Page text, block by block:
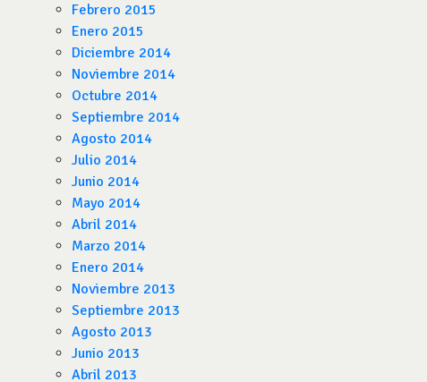
Febrero 2015
Enero 2015
Diciembre 2014
Noviembre 2014
Octubre 2014
Septiembre 2014
Agosto 2014
Julio 2014
Junio 2014
Mayo 2014
Abril 2014
Marzo 2014
Enero 2014
Noviembre 2013
Septiembre 2013
Agosto 2013
Junio 2013
Abril 2013